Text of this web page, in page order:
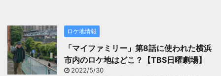
ロケ地情報
「マイファミリー」第8話に使われた横浜
市内のロケ地はどこ？【TBS日曜劇場】
2022/5/30